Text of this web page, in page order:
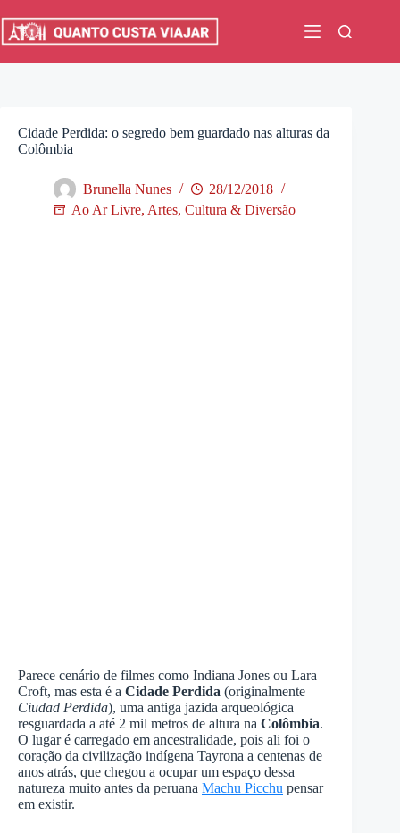
para
Cidade Perdida: o segredo bem guardado nas alturas da
Colômbia
Brunella Nunes
28/12/2018
Ao Ar Livre, Artes, Cultura & Diversão
Parece cenário de filmes como Indiana Jones ou Lara
Croft, mas esta é a Cidade Perdida (originalmente
Ciudad Perdida), uma antiga jazida arqueológica
resguardada a até 2 mil metros de altura na Colômbia.
O lugar é carregado em ancestralidade, pois ali foi o
coração da civilização indígena Tayrona a centenas de
anos atrás, que chegou a ocupar um espaço dessa
natureza muito antes da peruana Machu Picchu pensar
em existir.